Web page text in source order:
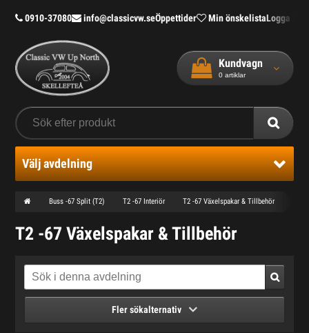
0910-37080 info@classicvw.seÖppettider Min önskelistaLogga in
Kundvagn
0 artiklar
Välj avdelning
Buss -67 Split (T2) T2 -67 Interiör T2 -67 Växelspakar & Tillbehör
T2 -67 Växelspakar & Tillbehör
Fler sökalternativ